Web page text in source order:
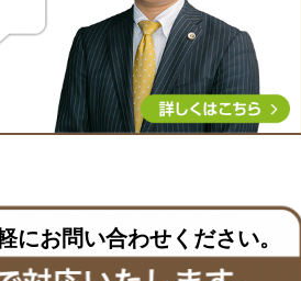
にお問い合わせください。